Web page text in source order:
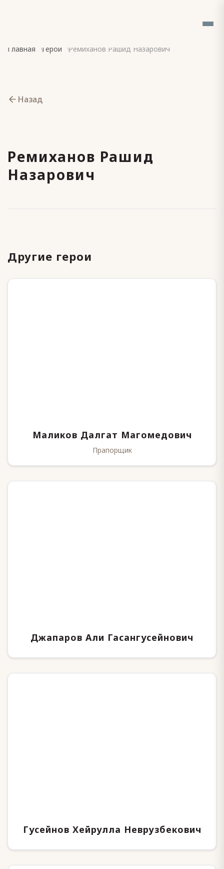
Главная Герои Ремиханов Рашид Назарович
Назад
Ремиханов Рашид
Назарович
Другие герои
Маликов Далгат Магомедович
Прапорщик
Джапаров Али Гасангусейнович
Гусейнов Хейрулла Неврузбекович